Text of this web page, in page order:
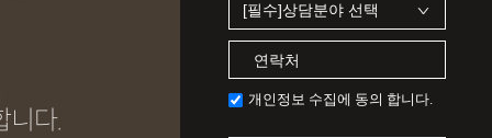
개인정보 수집에 동의 합니다.
니다.